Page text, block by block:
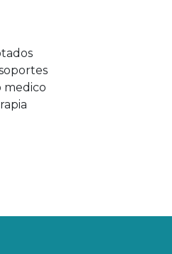
medico